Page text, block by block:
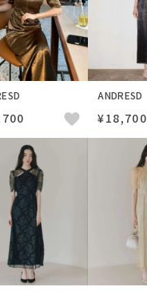
ANDRESD
¥18,700